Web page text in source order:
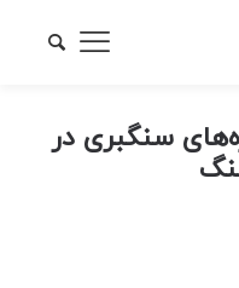
سنگبری در